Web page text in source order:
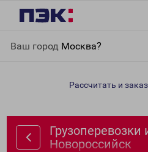
Ваш город Москва?
Новороссийск
Рассчитать и
Новороссийск